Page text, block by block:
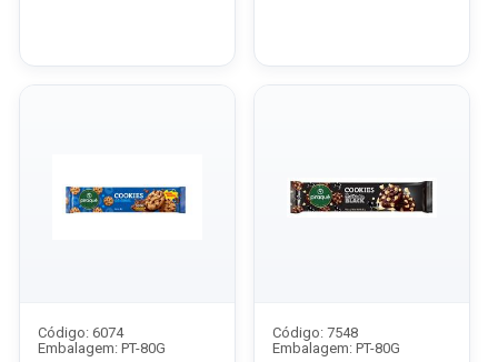
Código: 6074
Embalagem: PT-80G
Código: 7548
Embalagem: PT-80G